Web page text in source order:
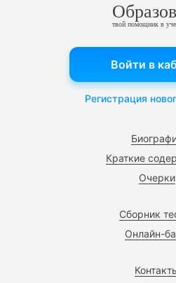
твой помощник в
Краткие
Очерки
Сборник
Онлайн-
Войти в
Регистрация